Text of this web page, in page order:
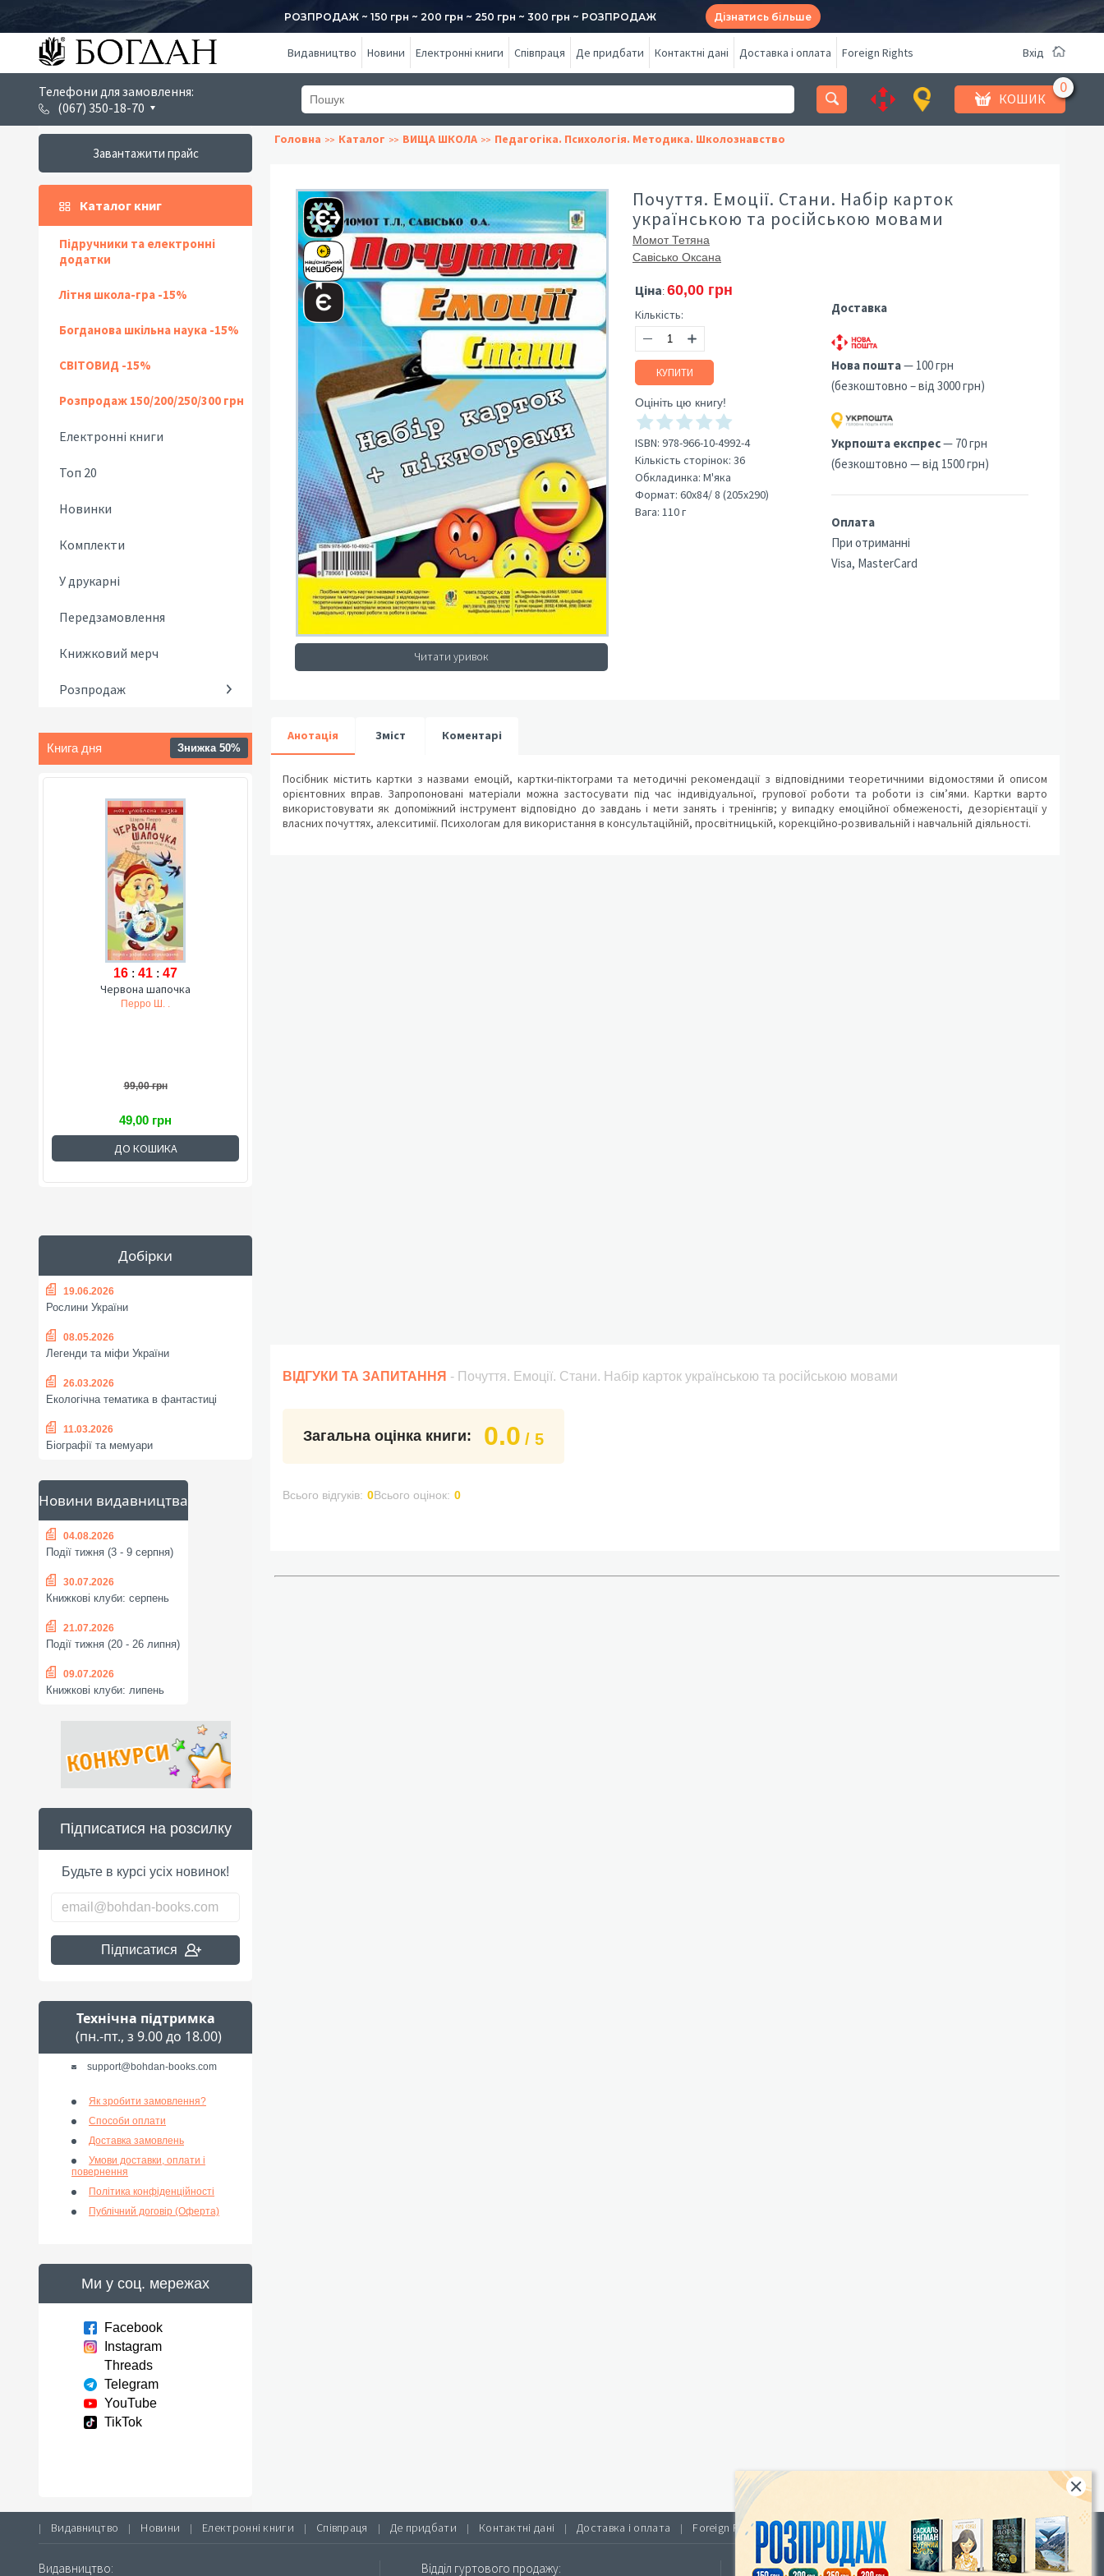
РОЗПРОДАЖ ~ 150 грн ~ 200 грн ~ 250 грн ~ 300 грн ~ РОЗПРОДАЖ Дізнатись більше
Видавництво Новини Електронні книги Співпраця Де придбати Контактні дані Доставка і оплата Foreign Rights Вхід
Телефони для замовлення:
(067) 350-18-70
КОШИК
Завантажити прайс
Каталог книг
Підручники та електронні
додатки
Літня школа-гра -15%
Богданова шкільна наука -15%
СВІТОВИД -15%
Розпродаж 150/200/250/300 грн
Електронні книги
Топ 20
Новинки
Комплекти
У друкарні
Передзамовлення
Книжковий мерч
Розпродаж
Книга дня Знижка 50%
16 : 41 : 46
Червона шапочка
Перро Ш. .
99,00 грн
49,00 грн
ДО КОШИКА
Добірки
19.06.2026
Рослини України
08.05.2026
Легенди та міфи України
26.03.2026
Екологічна тематика в фантастиці
11.03.2026
Біографії та мемуари
Новини видавництва
04.08.2026
Події тижня (3 - 9 серпня)
30.07.2026
Книжкові клуби: серпень
21.07.2026
Події тижня (20 - 26 липня)
09.07.2026
Книжкові клуби: липень
Підписатися на розсилку
Будьте в курсі усіх новинок!
Підписатися
Технічна підтримка
(пн.-пт., з 9.00 до 18.00)
support@bohdan-books.com
Як зробити замовлення?
Способи оплати
Доставка замовлень
Умови доставки, оплати і
повернення
Політика конфіденційності
Публічний договір (Оферта)
Ми у соц. мережах
Facebook
Instagram
Threads
Telegram
YouTube
TikTok
Головна Каталог ВИЩА ШКОЛА Педагогіка. Психологія. Методика. Школознавство
Читати уривок
Почуття. Емоції. Стани. Набір карток
українською та російською мовами
Момот Тетяна
Савісько Оксана
Ціна: 60,00 грн
Кількість:
КУПИТИ
Оцініть цю книгу!
ISBN: 978-966-10-4992-4
Кількість сторінок: 36
Обкладинка: М'яка
Формат: 60х84/ 8 (205х290)
Вага: 110 г
Доставка
Нова пошта— 100 грн
(безкоштовно – від 3000 грн)
Укрпошта експрес— 70 грн
(безкоштовно — від 1500 грн)
Оплата
При отриманні
Visa, MasterCard
Анотація Зміст Коментарі
Посібник містить картки з назвами емоцій, картки-піктограми та методичні рекомендації з відповідними теоретичними відомостями й описом
орієнтовних вправ. Запропоновані матеріали можна застосувати під час індивідуальної, групової роботи та роботи із сім’ями. Картки варто
використовувати як допоміжний інструмент відповідно до завдань і мети занять і тренінгів; у випадку емоційної обмеженості, дезорієнтації у
власних почуттях, алекситимії. Психологам для використання в консультаційній, просвітницькій, корекційно-розвивальній і навчальній діяльності.
ВІДГУКИ ТА ЗАПИТАННЯ - Почуття. Емоції. Стани. Набір карток українською та російською мовами
Загальна оцінка книги: 0.0 / 5
Всього відгуків: 0Всього оцінок: 0
| Видавництво | Новини | Електронні книги | Співпраця | Де придбати | Контактні дані | Доставка і оплата | Foreign Rights |
Видавництво: Відділ гуртового продажу: Інтернет-магазин «Видавництво Богдан»: